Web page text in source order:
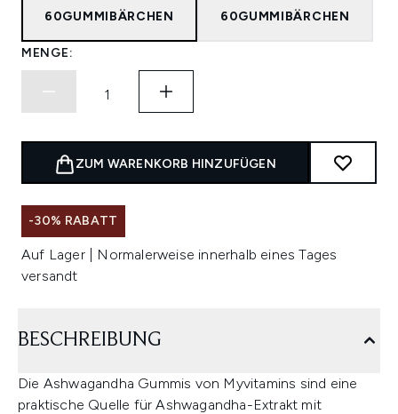
60GUMMIBÄRCHEN 60GUMMIBÄRCHEN
MENGE:
ZUM WARENKORB HINZUFÜGEN
-30% RABATT
Auf Lager | Normalerweise innerhalb eines Tages
versandt
BESCHREIBUNG
Die Ashwagandha Gummis von Myvitamins sind eine
praktische Quelle für Ashwagandha-Extrakt mit